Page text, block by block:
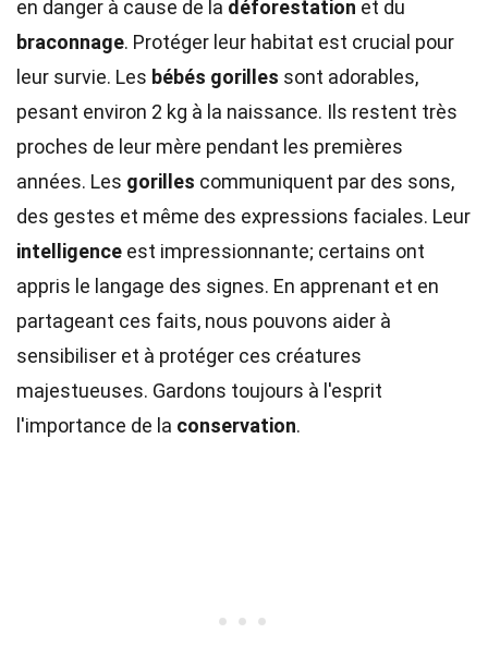
en danger à cause de la déforestation et du
braconnage. Protéger leur habitat est crucial pour
leur survie. Les bébés gorilles sont adorables,
pesant environ 2 kg à la naissance. Ils restent très
proches de leur mère pendant les premières
années. Les gorilles communiquent par des sons,
des gestes et même des expressions faciales. Leur
intelligence est impressionnante; certains ont
appris le langage des signes. En apprenant et en
partageant ces faits, nous pouvons aider à
sensibiliser et à protéger ces créatures
majestueuses. Gardons toujours à l'esprit
l'importance de la conservation.